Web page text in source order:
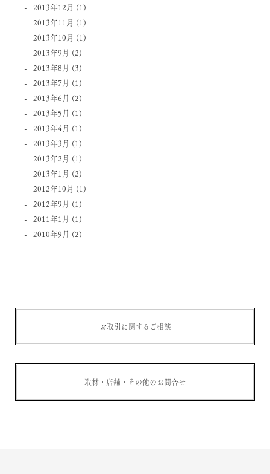
2013年12月 (1)
2013年11月 (1)
2013年10月 (1)
2013年9月 (2)
2013年8月 (3)
2013年7月 (1)
2013年6月 (2)
2013年5月 (1)
2013年4月 (1)
2013年3月 (1)
2013年2月 (1)
2013年1月 (2)
2012年10月 (1)
2012年9月 (1)
2011年1月 (1)
2010年9月 (2)
お取引に関するご相談
取材・店舗・その他のお問合せ